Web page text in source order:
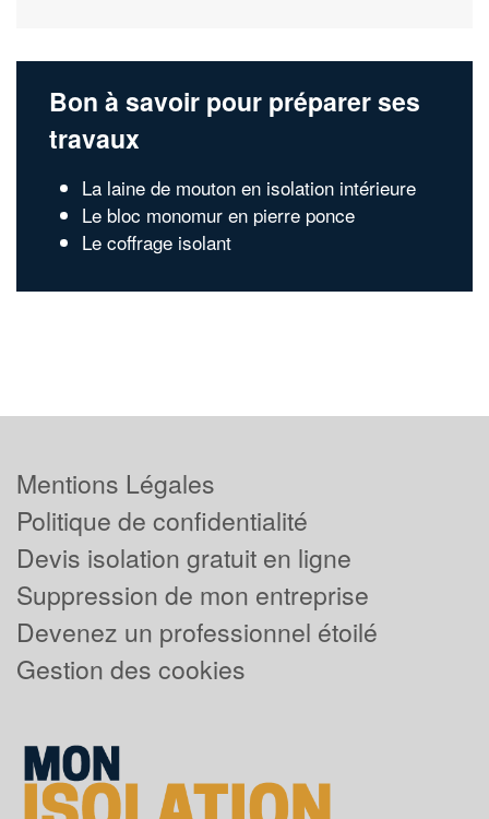
Bon à savoir pour préparer ses
travaux
La laine de mouton en isolation intérieure
Le bloc monomur en pierre ponce
Le coffrage isolant
Mentions Légales
Politique de confidentialité
Devis isolation gratuit en ligne
Suppression de mon entreprise
Devenez un professionnel étoilé
Gestion des cookies